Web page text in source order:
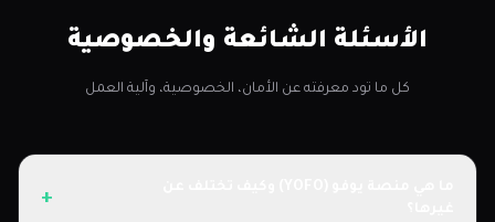
الأسئلة الشائعة والخصوصية
كل ما تود معرفته عن الأمان، الخصوصية، وآلية العمل
+